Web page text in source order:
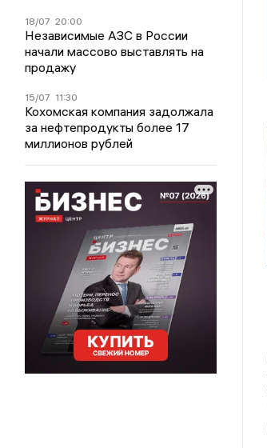
18/07 20:00
Независимые АЗС в России
начали массово выставлять на
продажу
15/07 11:30
Кохомская компания задолжала
за нефтепродукты более 17
миллионов рублей